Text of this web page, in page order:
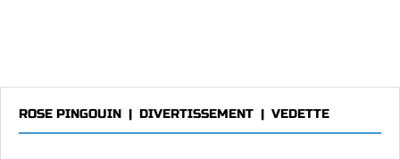
ROSE PINGOUIN | DIVERTISSEMENT | VEDETTE